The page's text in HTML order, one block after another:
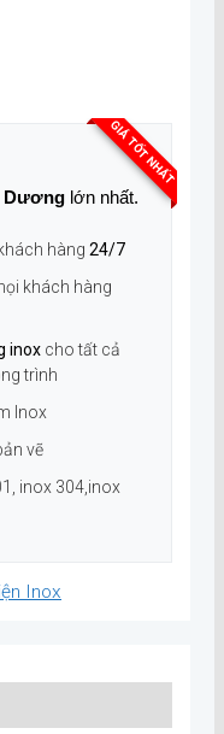
GIÁ TỐT NHẤT
Dương lớn nhất.
hàng 24/7
khách hàng
inox cho tất cả
trình
Inox
vẽ
inox 304,inox
Inox